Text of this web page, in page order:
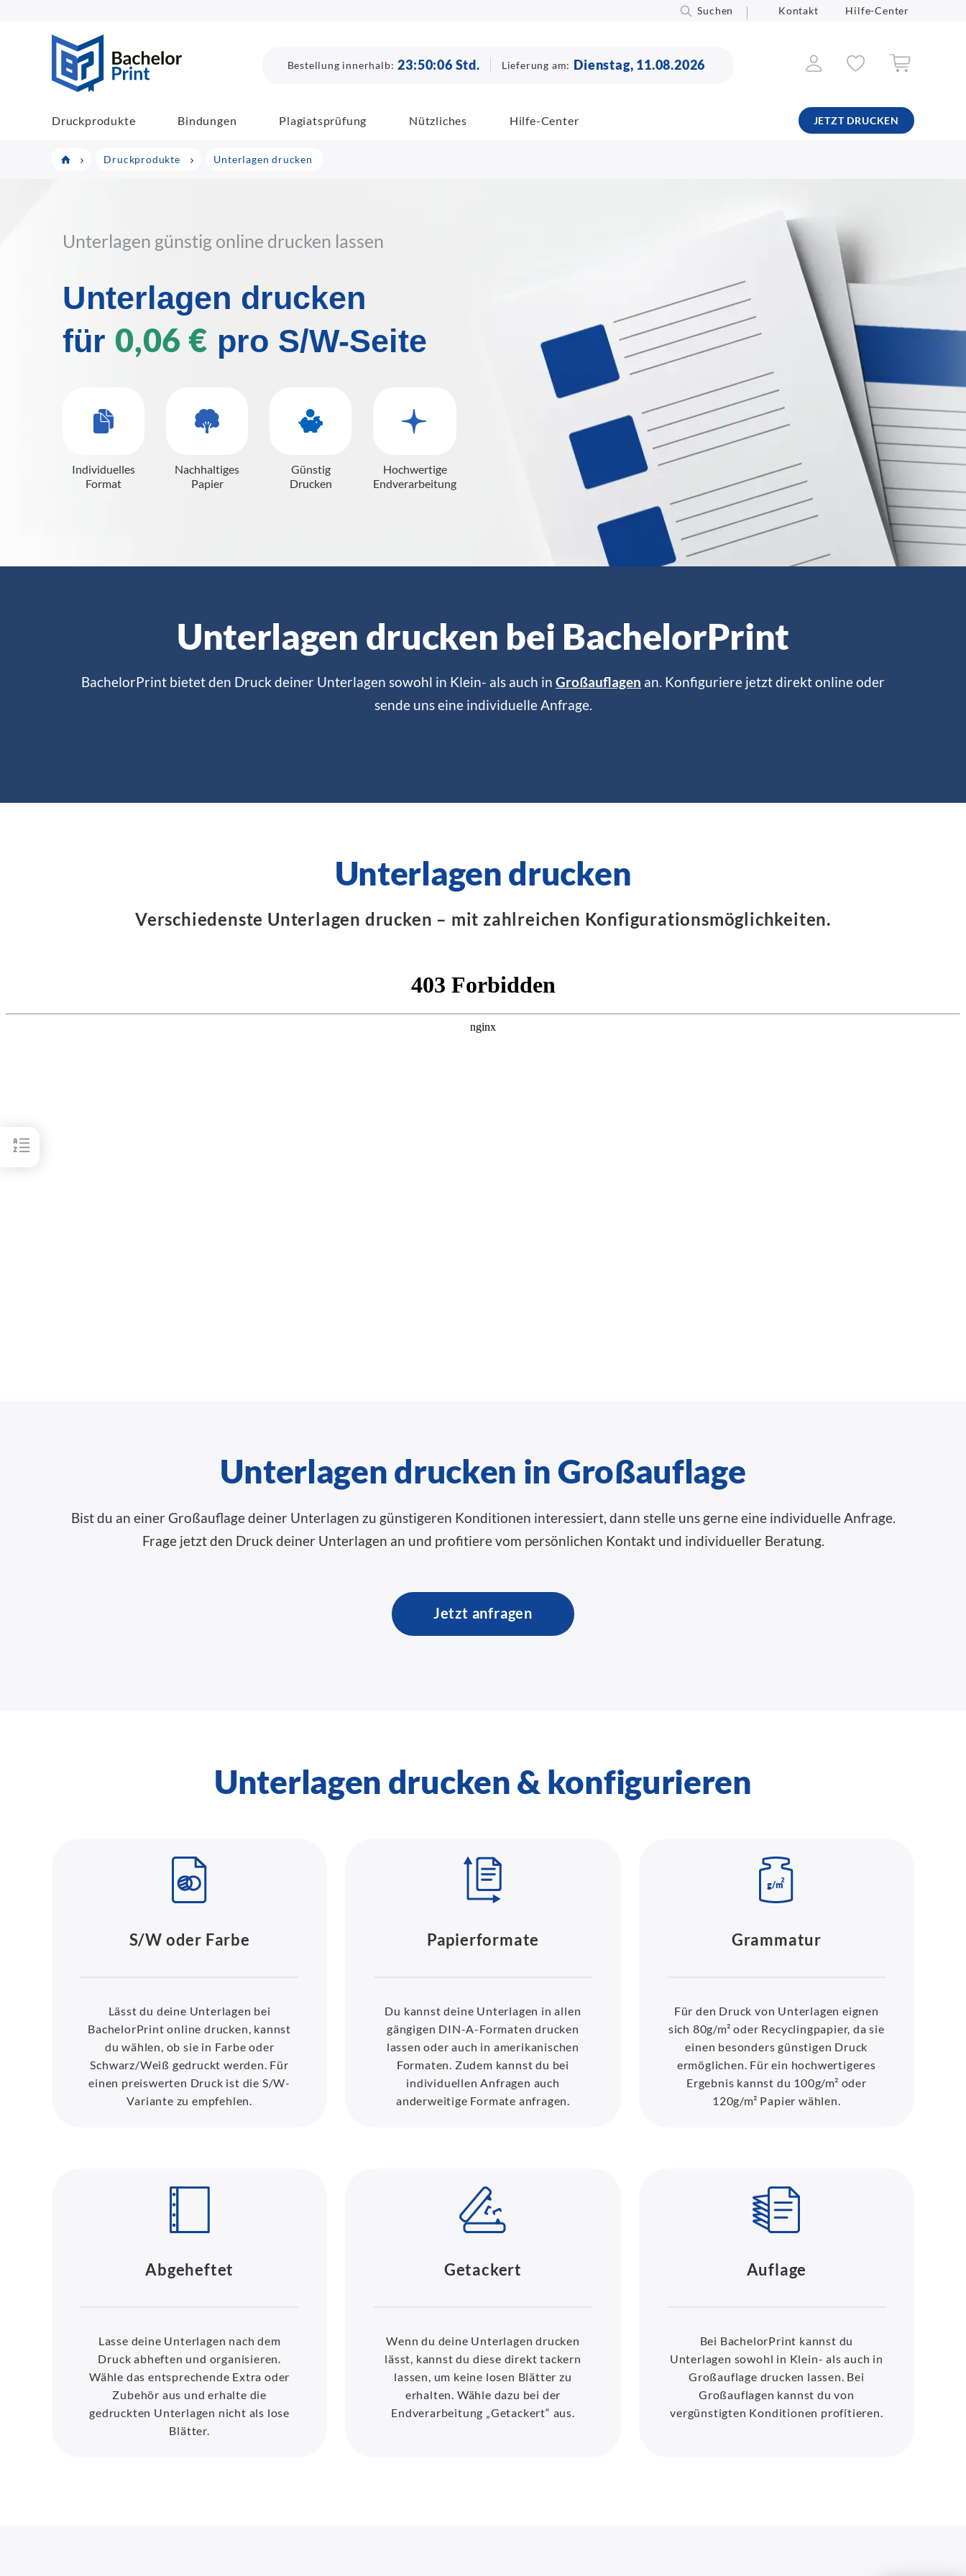
Suchen Kontakt Hilfe-Center
Bestellung innerhalb: 23:50:05 Std. Lieferung am: Dienstag, 11.08.2026
Druckprodukte Bindungen Plagiatsprüfung Nützliches Hilfe-Center JETZT DRUCKEN
Druckprodukte Unterlagen drucken
Unterlagen günstig online drucken lassen
Unterlagen drucken
für 0,06 € pro S/W-Seite
Individuelles
Format
Nachhaltiges
Papier
Günstig
Drucken
Hochwertige
Endverarbeitung
Unterlagen drucken bei BachelorPrint
BachelorPrint bietet den Druck deiner Unterlagen sowohl in Klein- als auch in Großauflagen an. Konfiguriere jetzt direkt online oder
sende uns eine individuelle Anfrage.
Unterlagen drucken
Verschiedenste Unterlagen drucken – mit zahlreichen Konfigurationsmöglichkeiten.
Unterlagen drucken in Großauflage
Bist du an einer Großauflage deiner Unterlagen zu günstigeren Konditionen interessiert, dann stelle uns gerne eine individuelle Anfrage.
Frage jetzt den Druck deiner Unterlagen an und profitiere vom persönlichen Kontakt und individueller Beratung.
Jetzt anfragen
Unterlagen drucken & konfigurieren
S/W oder Farbe
Lässt du deine Unterlagen bei
BachelorPrint online drucken, kannst
du wählen, ob sie in Farbe oder
Schwarz/Weiß gedruckt werden. Für
einen preiswerten Druck ist die S/W-
Variante zu empfehlen.
Papierformate
Du kannst deine Unterlagen in allen
gängigen DIN-A-Formaten drucken
lassen oder auch in amerikanischen
Formaten. Zudem kannst du bei
individuellen Anfragen auch
anderweitige Formate anfragen.
Grammatur
Für den Druck von Unterlagen eignen
sich 80g/m² oder Recyclingpapier, da sie
einen besonders günstigen Druck
ermöglichen. Für ein hochwertigeres
Ergebnis kannst du 100g/m² oder
120g/m² Papier wählen.
Abgeheftet
Lasse deine Unterlagen nach dem
Druck abheften und organisieren.
Wähle das entsprechende Extra oder
Zubehör aus und erhalte die
gedruckten Unterlagen nicht als lose
Blätter.
Getackert
Wenn du deine Unterlagen drucken
lässt, kannst du diese direkt tackern
lassen, um keine losen Blätter zu
erhalten. Wähle dazu bei der
Endverarbeitung „Getackert“ aus.
Auflage
Bei BachelorPrint kannst du
Unterlagen sowohl in Klein- als auch in
Großauflage drucken lassen. Bei
Großauflagen kannst du von
vergünstigten Konditionen profitieren.